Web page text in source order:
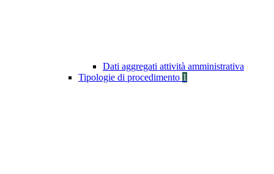
Dati aggregati attività amministrativa
Tipologie di procedimento 1